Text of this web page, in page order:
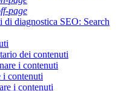
page
di diagnostica SEO: Search
dei contenuti
i contenuti
i contenuti
i contenuti